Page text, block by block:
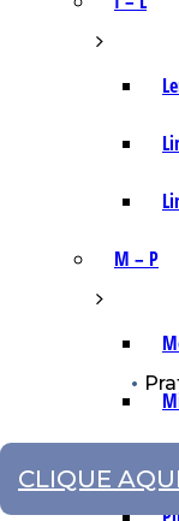
M – P
CLIQUE AQUI